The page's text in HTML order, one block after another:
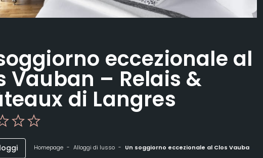
eccezionale al
Vauban – Relais &
di Langres
Homepage Alloggi di lusso Un soggiorno eccezionale al Clos Vauban - Relais & Châteaux di Langres